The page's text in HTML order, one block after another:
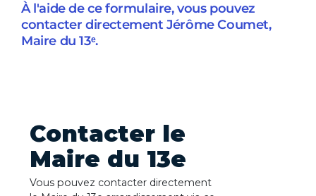
À l'aide de ce formulaire, vous pouvez
contacter directement Jérôme Coumet,
Maire du 13ᵉ.